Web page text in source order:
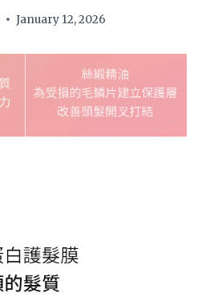
January 12, 2026